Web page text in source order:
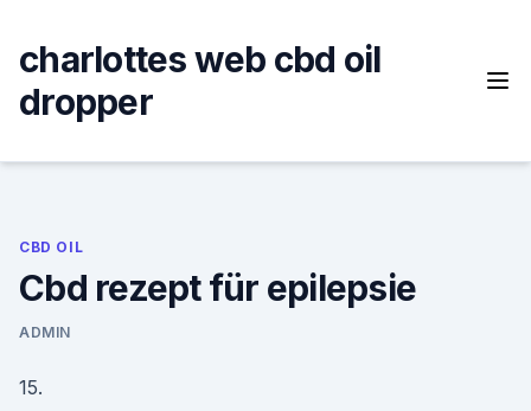
content
charlottes web cbd oil
dropper
CBD OIL
Cbd rezept für epilepsie
ADMIN
15.